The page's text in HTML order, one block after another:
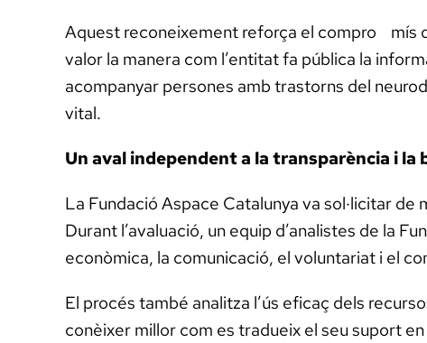
Aquest reconeixement reforça el compro mís
valor la manera com l’entitat fa pública la
acompanyar persones amb trastorns del
vital.
Un aval independent a la transparència i la
La Fundació Aspace Catalunya va sol·licitar
Durant l’avaluació, un equip d’analistes de la
econòmica, la comunicació, el voluntariat i el
El procés també analitza l’ús eficaç dels
conèixer millor com es tradueix el seu suport